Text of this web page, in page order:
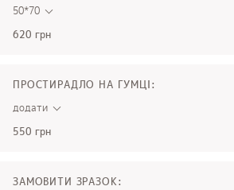
50*70
620 грн
ПРОСТИРАДЛО НА ГУМЦІ:
додати
550 грн
ЗАМОВИТИ ЗРАЗОК: